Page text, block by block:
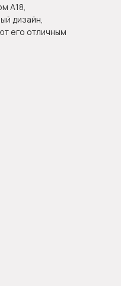
A18,
дизайн,
его отличным